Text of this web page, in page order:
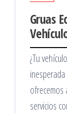
Gruas
¿Tu
ofrecemos
servicios